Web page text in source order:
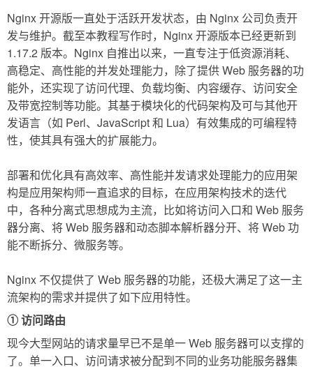
Nginx 开源版一直处于活跃开发状态，由 Nginx 公司负责开
发与维护。截至本教程写作时，Nginx 开源版本已经更新到
1.17.2 版本。Nginx 自推出以来，一直专注于低资源消耗、
高稳定、高性能的并发处理能力，除了提供 Web 服务器的功
能外，还实现了访问代理、负载均衡、内容缓存、访问安全
及带宽控制等功能。其基于模块化的代码架构及可与其他开
发语言（如 Perl、JavaScript 和 Lua）有效集成的可编程特
性，使其具有强大的扩展能力。
部署和优化具有高效率、高性能并发请求处理能力的应用架
构是应用架构师一直追求的目标，在应用架构技术的迭代
中，各种分离式思想成为主流，比如将访问入口和 Web 服务
器分离、将 Web 服务器和动态脚本解析器分开、将 Web 功
能不断拆分、微服务等。
Nginx 不仅提供了 Web 服务器的功能，还极大满足了这一主
流架构的需求并提供了如下应用特性。
① 访问路由
现今大型网站的请求量早已不是单一 Web 服务器可以支撑的
了。单一入口、访问请求被分配到不同的业务功能服务器集